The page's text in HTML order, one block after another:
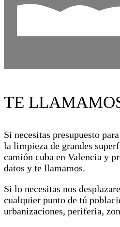
TE
Si necesitas presupuesto
la limpieza de grandes
camión cuba en Valencia y
datos y te llamamos.
Si lo necesitas nos
cualquier punto de tú
urbanizaciones, periferia,